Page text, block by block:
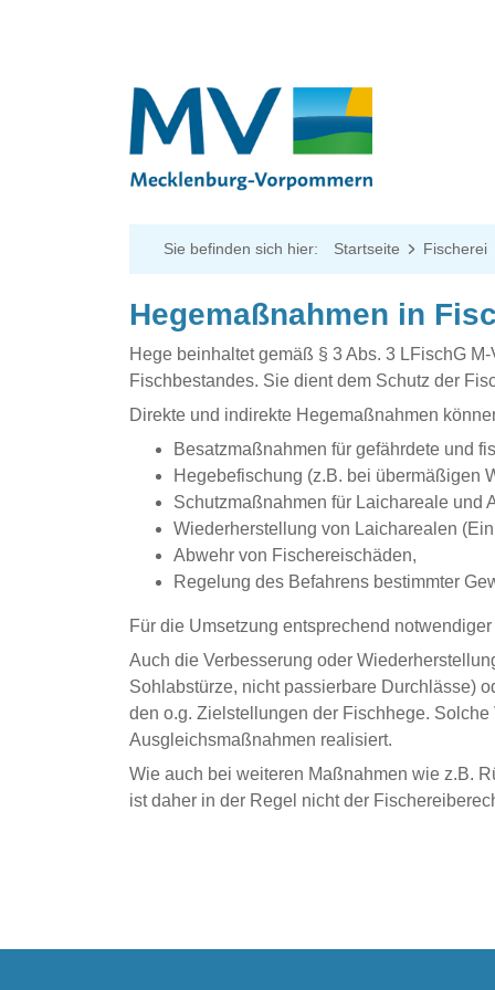
Sie befinden sich hier: Startseite Fischerei
Hegemaßnahmen in
Hege beinhaltet gemäß § 3 Abs. 3 LFischG
Fischbestandes. Sie dient dem Schutz der
Direkte und indirekte Hegemaßnahmen
Besatzmaßnahmen für gefährdete und
Hegebefischung (z.B. bei übermäßigen
Schutzmaßnahmen für Laichareale und
Wiederherstellung von Laicharealen
Abwehr von Fischereischäden,
Regelung des Befahrens bestimmter
Für die Umsetzung entsprechend
Auch die Verbesserung oder
Sohlabstürze, nicht passierbare Durchlässe)
den o.g. Zielstellungen der Fischhege.
Ausgleichsmaßnahmen realisiert.
Wie auch bei weiteren Maßnahmen wie z.B.
ist daher in der Regel nicht der